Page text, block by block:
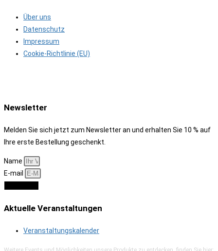
Über uns
Datenschutz
Impressum
Cookie-Richtlinie (EU)
Newsletter
Melden Sie sich jetzt zum Newsletter an und erhalten Sie 10 % auf
Ihre erste Bestellung geschenkt.
Name
E-mail
Aktuelle Veranstaltungen
Veranstaltungskalender